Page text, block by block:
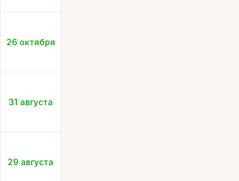
26 октября
31 августа
29 августа